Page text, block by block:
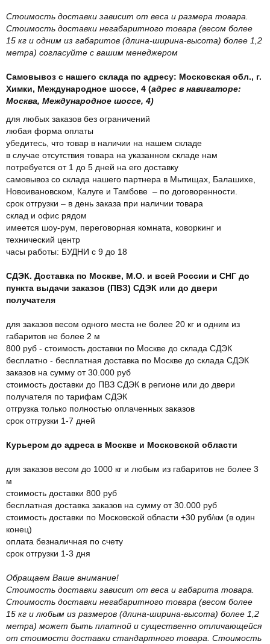
Стоимость доставки зависит от веса и размера товара.
Стоимость доставки негабаритного товара (весом более
15 кг и одним из габаритов (длина-ширина-высота) более 1,2
метра) согласуйте с вашим менеджером
Самовывоз с нашего склада по адресу: Московская обл., г.
Химки, Международное шоссе, 4 (адрес в навигаторе:
Москва, Международное шоссе, 4)
для любых заказов без ограничений
любая форма оплаты
убедитесь, что товар в наличии на нашем складе
в случае отсутствия товара на указанном складе нам
потребуется от 1 до 5 дней на его доставку
самовывоз со склада нашего партнера в Мытищах, Балашихе,
Новоивановском, Калуге и Тамбове – по договоренности.
срок отгрузки – в день заказа при наличии товара
склад и офис рядом
имеется шоу-рум, переговорная комната, коворкинг и
технический центр
часы работы: БУДНИ с 9 до 18
СДЭК. Доставка по Москве, М.О. и всей России и СНГ до
пункта выдачи заказов (ПВЗ) СДЭК или до двери
получателя
для заказов весом одного места не более 20 кг и одним из
габаритов не более 2 м
800 руб - стоимость доставки по Москве до склада СДЭК
бесплатно - бесплатная доставка по Москве до склада СДЭК
заказов на сумму от 30.000 руб
стоимость доставки до ПВЗ СДЭК в регионе или до двери
получателя по тарифам СДЭК
отгрузка только полностью оплаченных заказов
срок отгрузки 1-7 дней
Курьером до адреса в Москве и Московской области
для заказов весом до 1000 кг и любым из габаритов не более 3
м
стоимость доставки 800 руб
бесплатная доставка заказов на сумму от 30.000 руб
стоимость доставки по Московской области +30 руб/км (в один
конец)
оплата безналичная по счету
срок отгрузки 1-3 дня
Обращаем Ваше внимание!
Стоимость доставки зависит от веса и габарита товара.
Стоимость доставки негабаритного товара (весом более
15 кг и любым из размеров (длина-ширина-высота) более 1,2
метра) может быть платной и существенно отличающейся
от стоимости доставки стандартного товара. Стоимость